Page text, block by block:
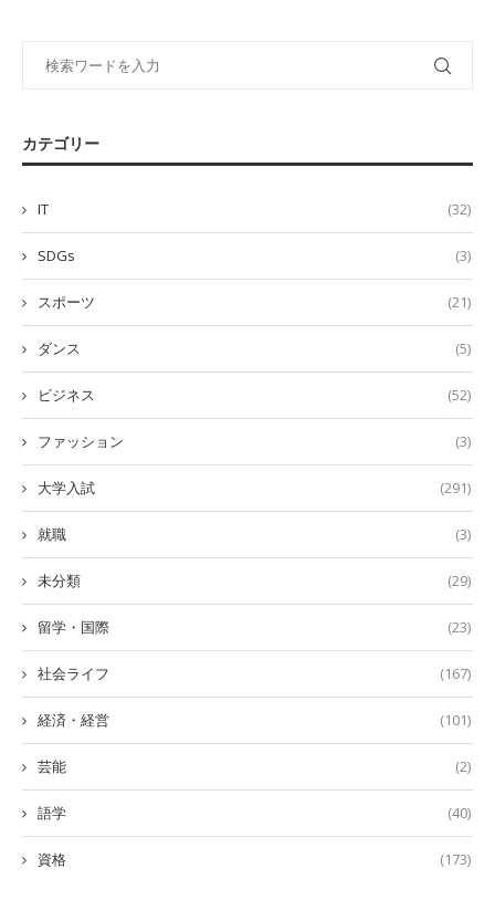
カテゴリー
IT (32)
SDGs (3)
スポーツ (21)
ダンス (5)
ビジネス (52)
ファッション (3)
大学入試 (291)
就職 (3)
未分類 (29)
留学・国際 (23)
社会ライフ (167)
経済・経営 (101)
芸能 (2)
語学 (40)
資格 (173)